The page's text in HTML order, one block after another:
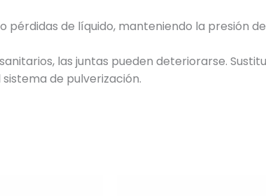
de líquido, manteniendo la presión
las juntas pueden deteriorarse.
de pulverización.